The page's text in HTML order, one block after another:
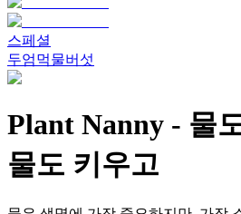
스페셜
두엄먹물버섯
Plant Nanny - 물
물도 키우고